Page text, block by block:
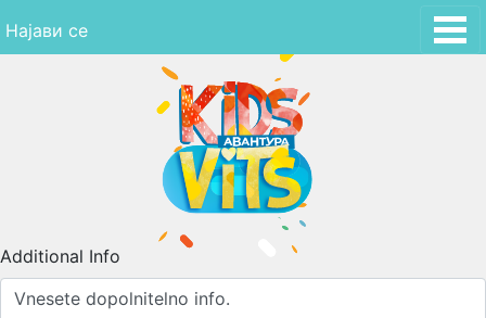
toНајави се
Additional Info